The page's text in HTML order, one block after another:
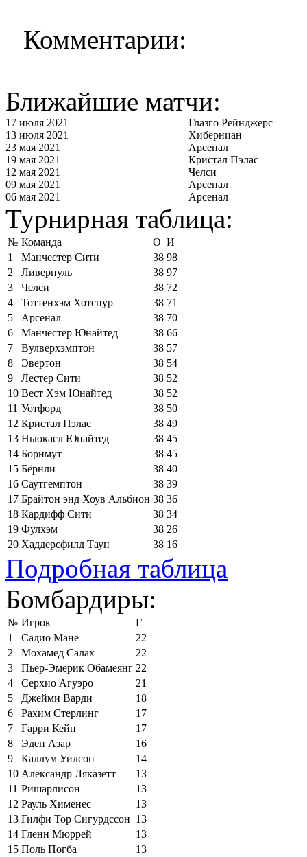
Комментарии:
Ближайшие матчи:
17 июля 2021
Глазго Рейнджерс
13 июля 2021
Хиберниан
23 мая 2021
Арсенал
19 мая 2021
Кристал Пэлас
12 мая 2021
Челси
09 мая 2021
Арсенал
06 мая 2021
Арсенал
Турнирная таблица:
№ Команда О И
1
Манчестер Сити 38 98
2
Ливерпуль 38 97
3
Челси 38 72
4
Тоттенхэм Хотспур 38 71
5
Арсенал 38 70
6
Манчестер Юнайтед 38 66
7
Вулверхэмптон 38 57
8
Эвертон 38 54
9
Лестер Сити 38 52
10 Вест Хэм Юнайтед 38 52
11 Уотфорд 38 50
12 Кристал Пэлас 38 49
13 Ньюкасл Юнайтед 38 45
14 Борнмут 38 45
15 Бёрнли 38 40
16 Саутгемптон 38 39
17 Брайтон энд Хоув Альбион 38 36
18 Кардифф Сити 38 34
19 Фулхэм 38 26
20 Хаддерсфилд Таун 38 16
Подробная таблица
Бомбардиры:
№ Игрок
Г
1
Садио Мане
22
2
Мохамед Салах
22
3
Пьер-Эмерик Обамеянг 22
4
Серхио Агуэро
21
5
Джейми Варди
18
6
Рахим Стерлинг
17
7
Гарри Кейн
17
8
Эден Азар
16
9
Каллум Уилсон
14
10 Александр Ляказетт
13
11 Ришарлисон
13
12 Рауль Хименес
13
13 Гилфи Тор Сигурдссон 13
14 Гленн Мюррей
13
15 Поль Погба 13